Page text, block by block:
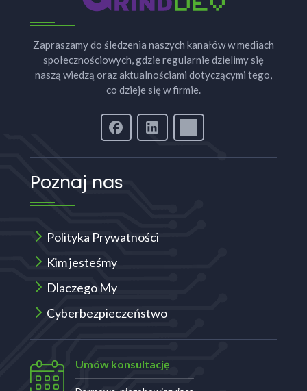
Zapraszamy do śledzenia naszych kanałów w mediach
społecznościowych, gdzie regularnie dzielimy się
naszą wiedzą oraz aktualnościami dotyczącymi tego,
co dzieje się w firmie.
Poznaj nas
Polityka Prywatności
Kim jesteśmy
Dlaczego My
Cyberbezpieczeństwo
Umów konsultację